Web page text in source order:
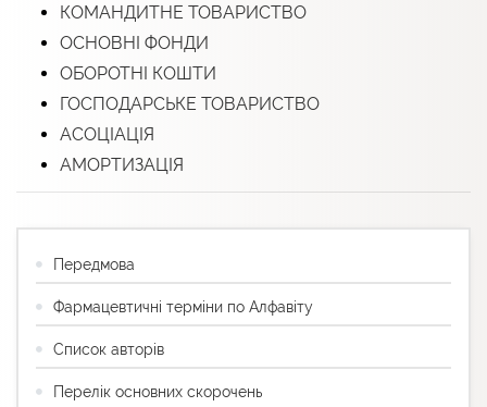
КОМАНДИТНЕ ТОВАРИСТВО
ОСНОВНІ ФОНДИ
ОБОРОТНІ КОШТИ
ГОСПОДАРСЬКЕ ТОВАРИСТВО
АСОЦІАЦІЯ
АМОРТИЗАЦІЯ
Передмова
Фармацевтичні терміни по Алфавіту
Список авторів
Перелік основних скорочень